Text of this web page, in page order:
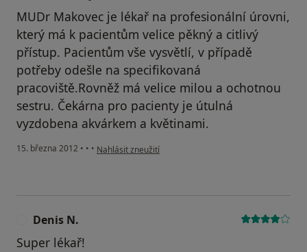
MUDr Makovec je lékař na profesionální úrovni,
který má k pacientům velice pěkný a citlivý
přístup. Pacientům vše vysvětlí, v případě
potřeby odešle na specifikovaná
pracoviště.Rovněž má velice milou a ochotnou
sestru. Čekárna pro pacienty je útulná
vyzdobena akvárkem a květinami.
15. března 2012 • • • podle názoru uživatele Váš účet byl odstraněn
Nahlásit zneužití
Denis N.
Super lékař!